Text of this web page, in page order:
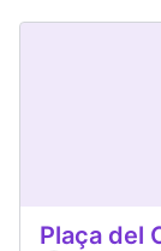
Plaça del